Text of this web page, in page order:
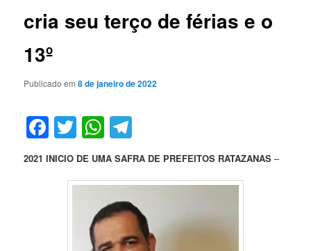
cria seu terço de férias e o
13º
Publicado em8 de janeiro de 2022
Facebook
TwitterWhatsApp
2021 INICIO DE UMA SAFRA DE PREFEITOS RATAZANAS –